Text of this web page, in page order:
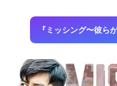
『ミッシング〜彼ら